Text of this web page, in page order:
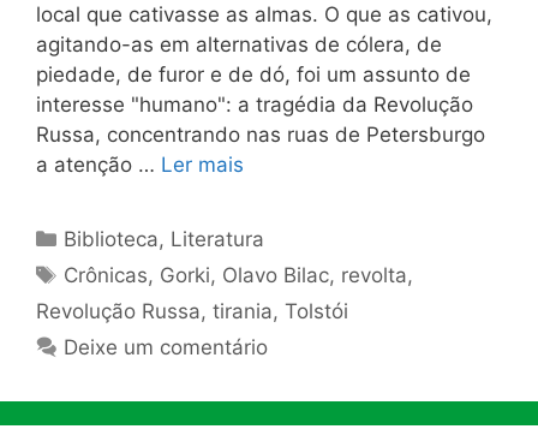
local que cativasse as almas. O que as cativou,
agitando-as em alternativas de cólera, de
piedade, de furor e de dó, foi um assunto de
interesse "humano": a tragédia da Revolução
Russa, concentrando nas ruas de Petersburgo
a atenção … Ler mais
Categorias
Biblioteca, Literatura
Tags
Crônicas, Gorki, Olavo Bilac, revolta,
Revolução Russa, tirania, Tolstói
Deixe um comentário